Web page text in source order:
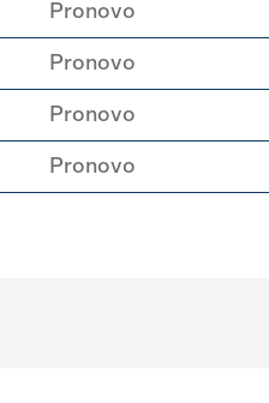
Pronovo
Pronovo
Pronovo
Pronovo